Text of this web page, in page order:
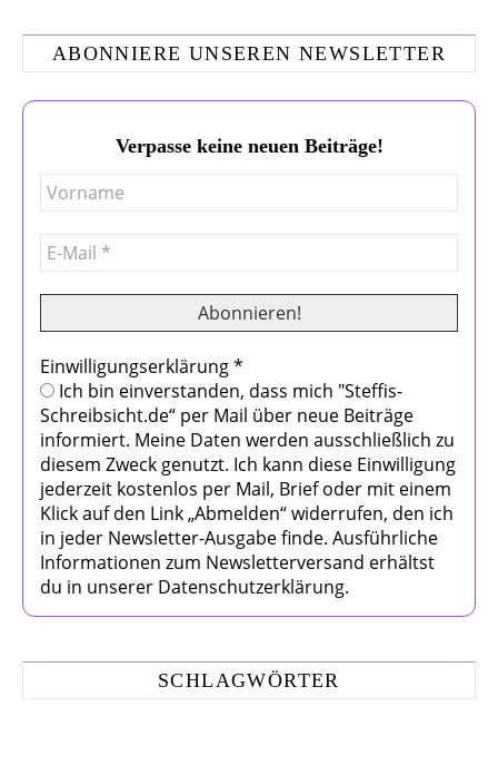
ABONNIERE UNSEREN NEWSLETTER
Verpasse keine neuen Beiträge!
Einwilligungserklärung*
Ich bin einverstanden, dass mich "Steffis-
Schreibsicht.de“ per Mail über neue Beiträge
informiert. Meine Daten werden ausschließlich zu
diesem Zweck genutzt. Ich kann diese Einwilligung
jederzeit kostenlos per Mail, Brief oder mit einem
Klick auf den Link „Abmelden“ widerrufen, den ich
in jeder Newsletter-Ausgabe finde. Ausführliche
Informationen zum Newsletterversand erhältst
du in unserer Datenschutzerklärung.
SCHLAGWÖRTER